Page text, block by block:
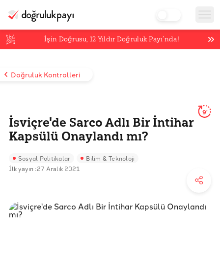
İşin Doğrusu,12 Yıldır Doğruluk Payı’nda!
Doğruluk Kontrolleri
İsviçre'de Sarco Adlı Bir İntihar
Kapsülü Onaylandı mı?
9'
Sosyal Politikalar Bilim & Teknoloji
İlk yayın :27 Aralık 2021